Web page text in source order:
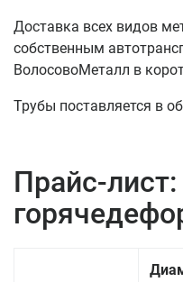
Доставка всех видов
собственным
ВолосовоМеталл в
Трубы поставляется в
Прайс-